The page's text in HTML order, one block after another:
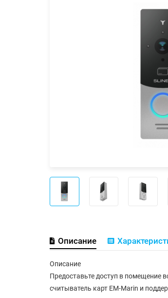
Описание
Описание
Предоставьте доступ в помещение
считыватель карт EM-Marin и